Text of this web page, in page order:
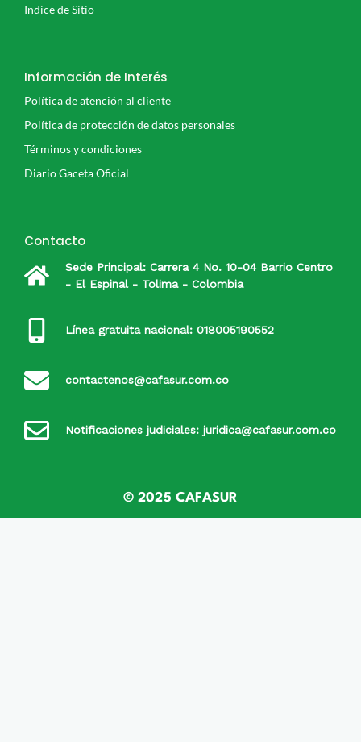
Indice de Sitio
Información de Interés
Política de atención al cliente
Política de protección de datos personales
Términos y condiciones
Diario Gaceta Oficial
Contacto
Sede Principal: Carrera 4 No. 10-04 Barrio Centro
- El Espinal - Tolima - Colombia
Línea gratuita nacional: 018005190552
contactenos@cafasur.com.co
Notificaciones judiciales: juridica@cafasur.com.co
© 2025 CAFASUR